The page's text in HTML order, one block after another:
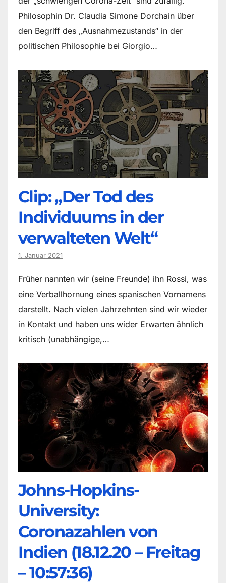
Philosophin Dr. Claudia Simone Dorchain über
den Begriff des „Ausnahmezustands“ in der
politischen Philosophie bei Giorgio…
Clip: „Der Tod des
Individuums in der
verwalteten Welt“
1. Januar 2021
Früher nannten wir (seine Freunde) ihn Rossi, was
eine Verballhornung eines spanischen Vornamens
darstellt. Nach vielen Jahrzehnten sind wir wieder
in Kontakt und haben uns wider Erwarten ähnlich
kritisch (unabhängige,…
Johns-Hopkins-
University:
Coronazahlen von
Indien (18.12.20 – Freitag
– 10:57:36)